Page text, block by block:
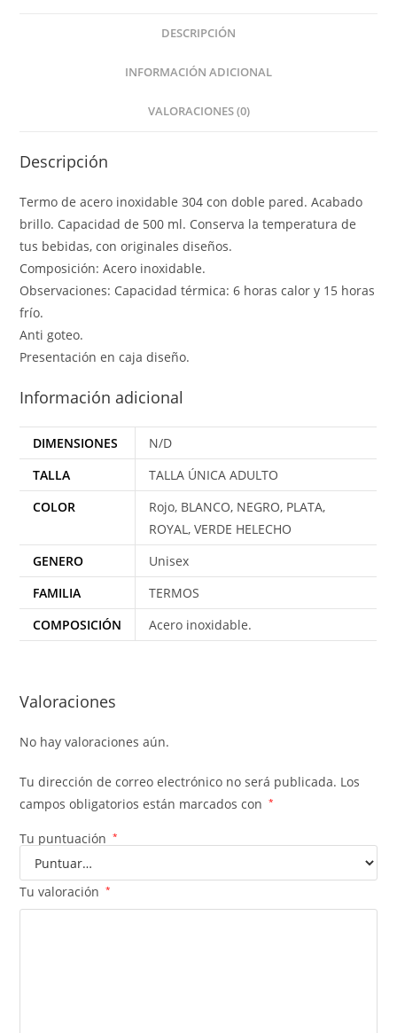
DESCRIPCIÓN
INFORMACIÓN ADICIONAL
VALORACIONES (0)
Descripción
Termo de acero inoxidable 304 con doble pared. Acabado
brillo. Capacidad de 500 ml. Conserva la temperatura de
tus bebidas, con originales diseños.
Composición: Acero inoxidable.
Observaciones: Capacidad térmica: 6 horas calor y 15 horas
frío.
Anti goteo.
Presentación en caja diseño.
Información adicional
DIMENSIONES
N/D
TALLA
TALLA ÚNICA ADULTO
COLOR
Rojo, BLANCO, NEGRO, PLATA,
ROYAL, VERDE HELECHO
GENERO
Unisex
FAMILIA
TERMOS
COMPOSICIÓN
Acero inoxidable.
Valoraciones
No hay valoraciones aún.
Tu dirección de correo electrónico no será publicada. Los
campos obligatorios están marcados con
*
Tu puntuación *
Tu valoración *